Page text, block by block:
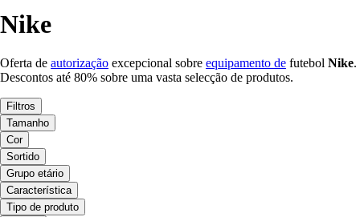
Nike
Oferta de autorização excepcional sobre equipamento de futebol Nike.
Descontos até 80% sobre uma vasta selecção de produtos.
Filtros
Tamanho
Cor
Sortido
Grupo etário
Característica
Tipo de produto